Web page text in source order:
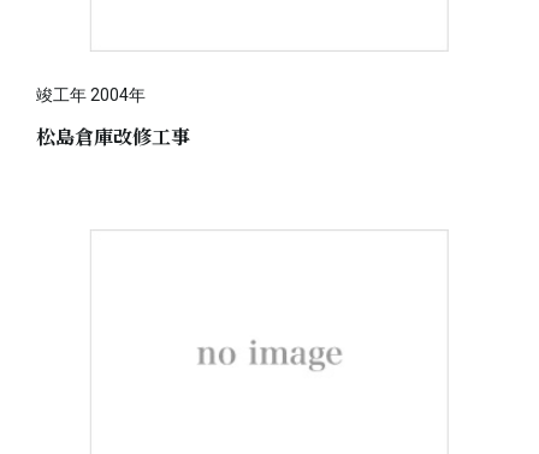
竣工年 2004年
松島倉庫改修工事